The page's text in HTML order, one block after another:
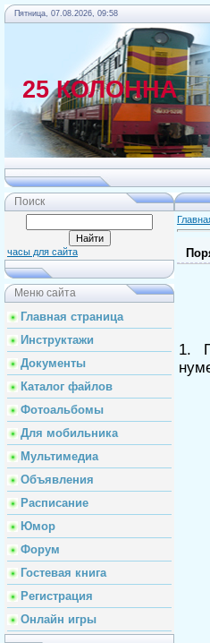
Пятница, 07.08.2026, 09:58
25 КОЛОННА
Поиск
часы для сайта
Меню сайта
Главная страница
Инструктажи
Документы
Каталог файлов
Фотоальбомы
Для мобильника
Мультимедиа
Объявления
Расписание
Юмор
Форум
Гостевая книга
Регистрация
Онлайн игры
1.